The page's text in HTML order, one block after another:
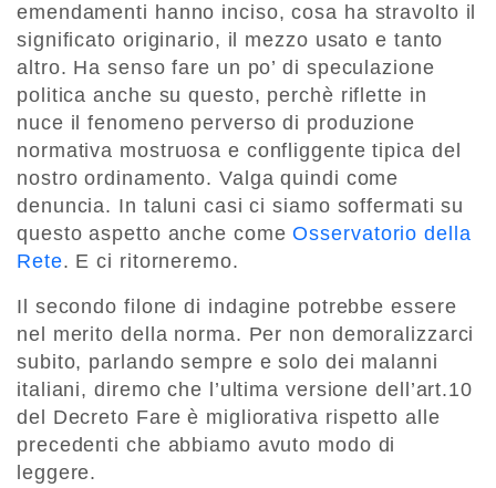
emendamenti hanno inciso, cosa ha stravolto il
significato originario, il mezzo usato e tanto
altro. Ha senso fare un po’ di speculazione
politica anche su questo, perchè riflette in
nuce il fenomeno perverso di produzione
normativa mostruosa e confliggente tipica del
nostro ordinamento. Valga quindi come
denuncia. In taluni casi ci siamo soffermati su
questo aspetto anche comeOsservatorio della
Rete. E ci ritorneremo.
Il secondo filone di indagine potrebbe essere
nel merito della norma. Per non demoralizzarci
subito, parlando sempre e solo dei malanni
italiani, diremo che l’ultima versione dell’art.10
del Decreto Fare è migliorativa rispetto alle
precedenti che abbiamo avuto modo di
leggere.